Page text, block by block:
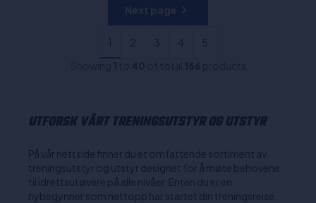
1 2 3 4
5
UTFORSK VÅRT TRENINGSUTSTYR OG UTSTYR
På vår nettside finner du et omfattende sortiment av
treningsutstyr og utstyr designet for å møte behovene
til idrettsutøvere på alle nivåer. Enten du er en
nybegynner som nettopp har startet din treningsreise,